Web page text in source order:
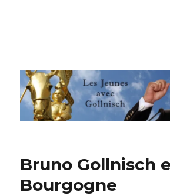
Les jeunes avec
Bruno Gollnisch
Bourgogne